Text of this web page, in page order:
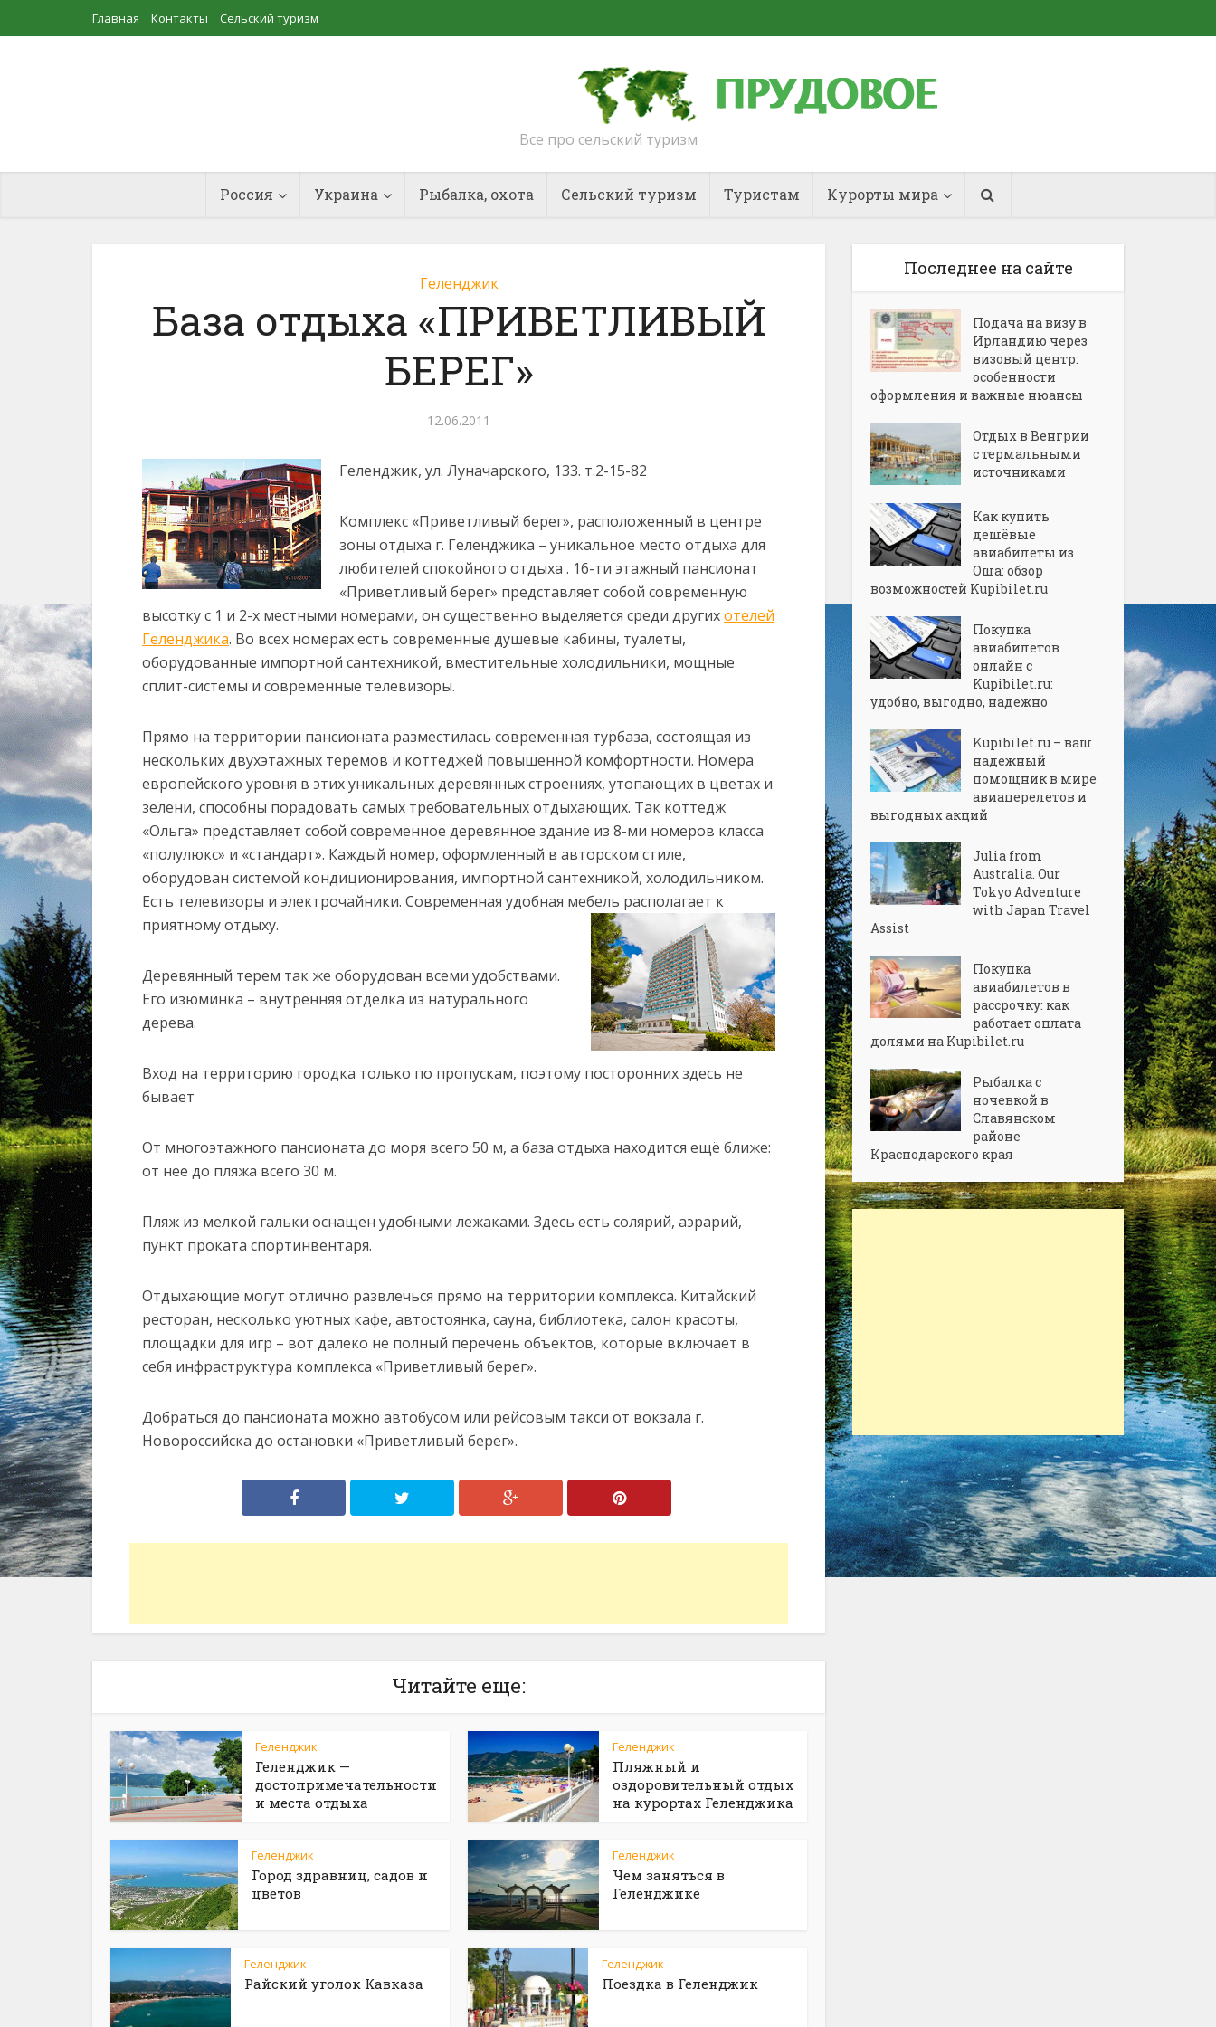
Главная Контакты Сельский туризм
Все про сельский туризм
Россия Украина Рыбалка, охота Сельский туризм Туристам Курорты мира
Геленджик
База отдыха «ПРИВЕТЛИВЫЙ
БЕРЕГ»
12.06.2011
Геленджик, ул. Луначарского, 133. т.2-15-82
Комплекс «Приветливый берег», расположенный в центре
зоны отдыха г. Геленджика – уникальное место отдыха для
любителей спокойного отдыха . 16-ти этажный пансионат
«Приветливый берег» представляет собой современную
высотку с 1 и 2-х местными номерами, он существенно выделяется среди другихотелей
Геленджика. Во всех номерах есть современные душевые кабины, туалеты,
оборудованные импортной сантехникой, вместительные холодильники, мощные
сплит-системы и современные телевизоры.
Прямо на территории пансионата разместилась современная турбаза, состоящая из
нескольких двухэтажных теремов и коттеджей повышенной комфортности. Номера
европейского уровня в этих уникальных деревянных строениях, утопающих в цветах и
зелени, способны порадовать самых требовательных отдыхающих. Так коттедж
«Ольга» представляет собой современное деревянное здание из 8-ми номеров класса
«полулюкс» и «стандарт». Каждый номер, оформленный в авторском стиле,
оборудован системой кондиционирования, импортной сантехникой, холодильником.
Есть телевизоры и электрочайники. Современная удобная мебель располагает к
приятному отдыху.
Деревянный терем так же оборудован всеми удобствами.
Его изюминка – внутренняя отделка из натурального
дерева.
Вход на территорию городка только по пропускам, поэтому посторонних здесь не
бывает
От многоэтажного пансионата до моря всего 50 м, а база отдыха находится ещё ближе:
от неё до пляжа всего 30 м.
Пляж из мелкой гальки оснащен удобными лежаками. Здесь есть солярий, аэрарий,
пункт проката спортинвентаря.
Отдыхающие могут отлично развлечься прямо на территории комплекса. Китайский
ресторан, несколько уютных кафе, автостоянка, сауна, библиотека, салон красоты,
площадки для игр – вот далеко не полный перечень объектов, которые включает в
себя инфраструктура комплекса «Приветливый берег».
Добраться до пансионата можно автобусом или рейсовым такси от вокзала г.
Новороссийска до остановки «Приветливый берег».
Читайте еще:
Геленджик
Геленджик —
достопримечательности
и места отдыха
Геленджик
Пляжный и
оздоровительный отдых
на курортах Геленджика
Геленджик
Город здравниц, садов и
цветов
Геленджик
Чем заняться в
Геленджике
Геленджик
Райский уголок Кавказа
Геленджик
Поездка в Геленджик
Последнее на сайте
Подача на визу в
Ирландию через
визовый центр:
особенности
оформления и важные нюансы
Отдых в Венгрии
с термальными
источниками
Как купить
дешёвые
авиабилеты из
Оша: обзор
возможностей Kupibilet.ru
Покупка
авиабилетов
онлайн с
Kupibilet.ru:
удобно, выгодно, надежно
Kupibilet.ru – ваш
надежный
помощник в мире
авиаперелетов и
выгодных акций
Julia from
Australia. Our
Tokyo Adventure
with Japan Travel
Assist
Покупка
авиабилетов в
рассрочку: как
работает оплата
долями на Kupibilet.ru
Рыбалка с
ночевкой в
Славянском
районе
Краснодарского края